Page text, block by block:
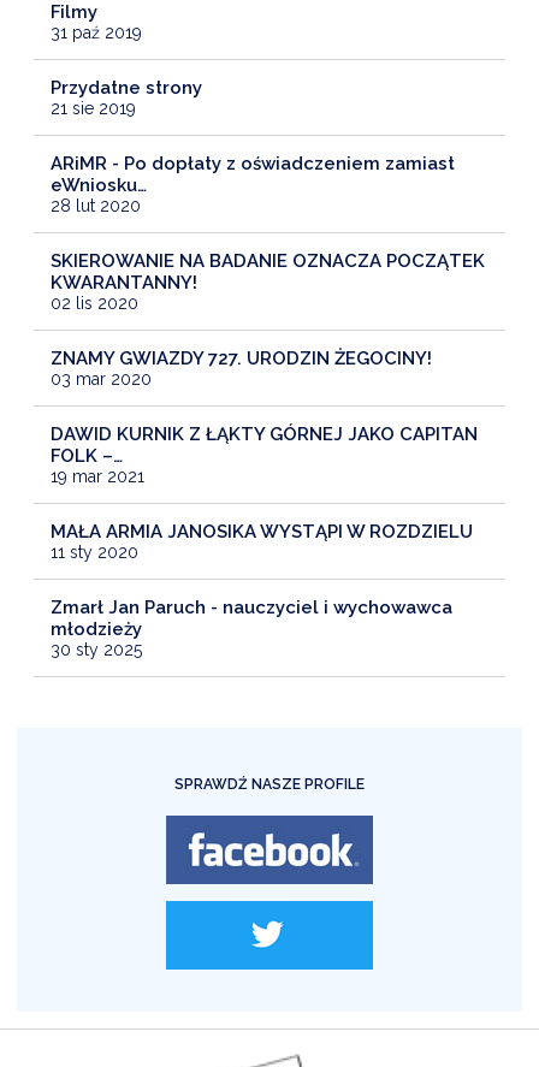
Filmy
31 paź 2019
Przydatne strony
21 sie 2019
ARiMR - Po dopłaty z oświadczeniem zamiast
eWniosku…
28 lut 2020
SKIEROWANIE NA BADANIE OZNACZA POCZĄTEK
KWARANTANNY!
02 lis 2020
ZNAMY GWIAZDY 727. URODZIN ŻEGOCINY!
03 mar 2020
DAWID KURNIK Z ŁĄKTY GÓRNEJ JAKO CAPITAN
FOLK –…
19 mar 2021
MAŁA ARMIA JANOSIKA WYSTĄPI W ROZDZIELU
11 sty 2020
Zmarł Jan Paruch - nauczyciel i wychowawca
młodzieży
30 sty 2025
SPRAWDŹ NASZE PROFILE